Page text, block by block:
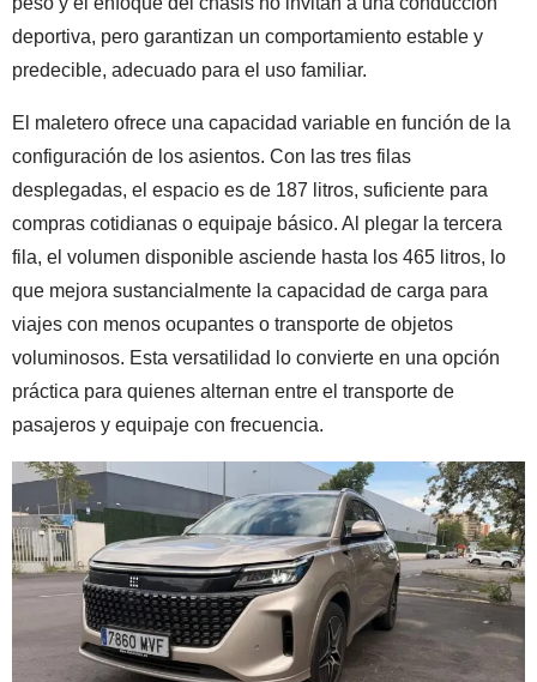
deportiva, pero garantizan un comportamiento estable y
predecible, adecuado para el uso familiar.
El maletero ofrece una capacidad variable en función de la
configuración de los asientos. Con las tres filas
desplegadas, el espacio es de 187 litros, suficiente para
compras cotidianas o equipaje básico. Al plegar la tercera
fila, el volumen disponible asciende hasta los 465 litros, lo
que mejora sustancialmente la capacidad de carga para
viajes con menos ocupantes o transporte de objetos
voluminosos. Esta versatilidad lo convierte en una opción
práctica para quienes alternan entre el transporte de
pasajeros y equipaje con frecuencia.